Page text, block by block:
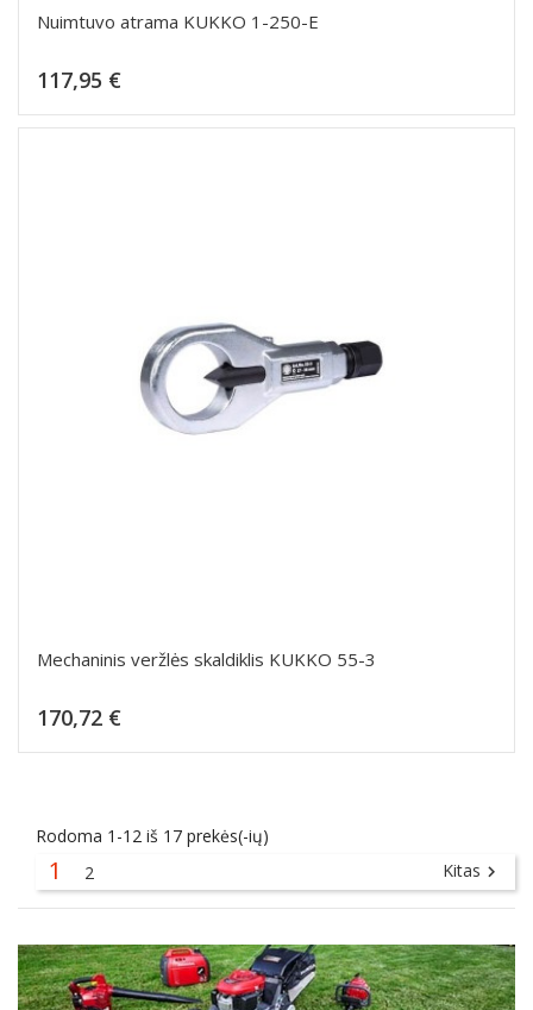
Nuimtuvo atrama KUKKO 1-250-E
117,95 €
Mechaninis veržlės skaldiklis KUKKO 55-3
170,72 €
Rodoma 1-12 iš 17 prekės(-ių)
1 2 Kitas 